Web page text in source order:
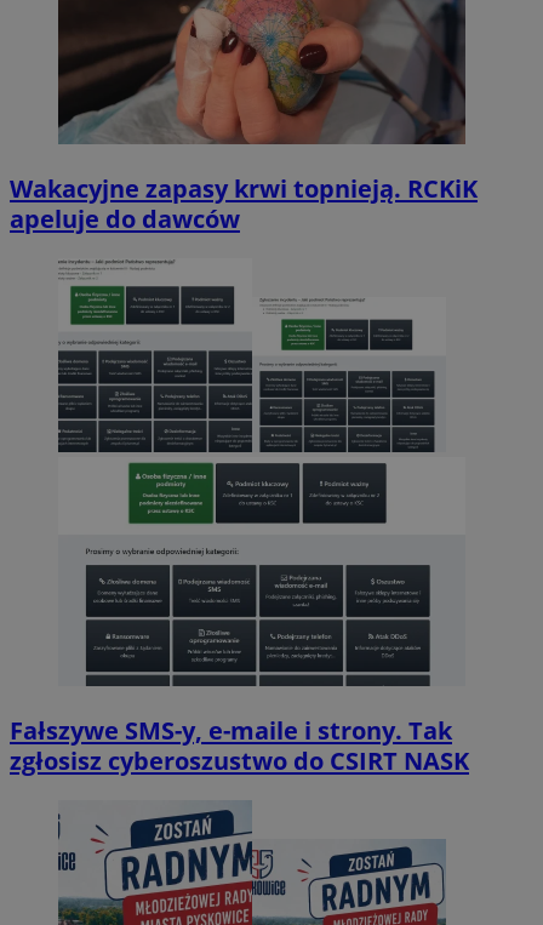
Wakacyjne zapasy krwi topnieją. RCKiK
apeluje do dawców
Fałszywe SMS-y, e-maile i strony. Tak
zgłosisz cyberoszustwo do CSIRT NASK